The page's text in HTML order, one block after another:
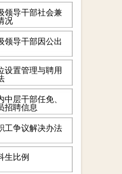
领导干部社会兼
况
领导干部因公出
设置管理与聘用
中层干部任免、
招聘信息
工争议解决办法
生比例